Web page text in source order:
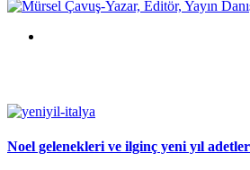
Noel gelenekleri ve ilginç yeni yıl